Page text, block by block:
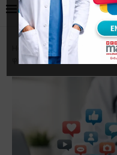
Home Μάρκετινγκ
φέρνει αποτέλεσμα